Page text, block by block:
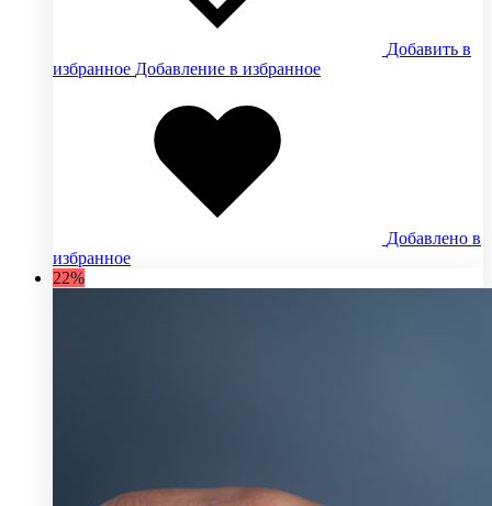
Добавить в
избранное Добавление в избранное
Добавлено в
избранное
22%